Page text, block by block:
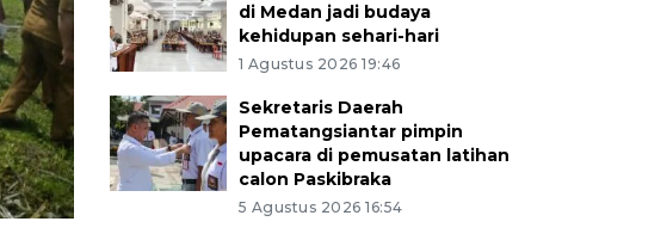
di Medan jadi budaya
kehidupan sehari-hari
1 Agustus 2026 19:46
Sekretaris Daerah
Pematangsiantar pimpin
upacara di pemusatan latihan
calon Paskibraka
5 Agustus 2026 16:54